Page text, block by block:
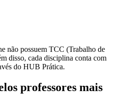
não possuem TCC (Trabalho de
disso, cada disciplina conta com
do HUB Prática.
professores mais